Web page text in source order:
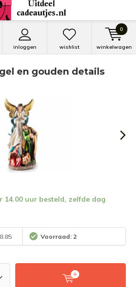
inloggen wishlist winkelwagen
0
en gouden details
14.00 uur besteld, zelfde dag
Voorraad: 2